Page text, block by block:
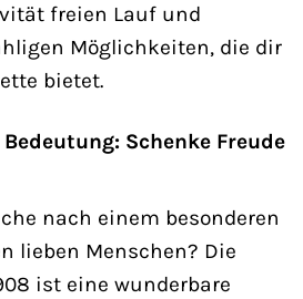
freien Lauf und
Möglichkeiten, die dir
bietet.
Schenke Freude
nach einem besonderen
lieben Menschen? Die
ist eine wunderbare